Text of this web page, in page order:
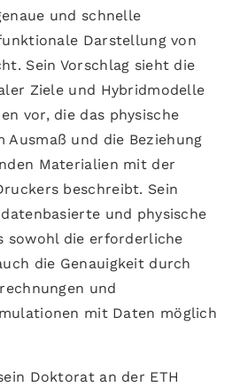
und schnelle
Darstellung von
Sein Vorschlag sieht die
Ziele und Hybridmodelle
vor, die das physische
und die Beziehung
Materialien mit der
beschreibt. Sein
und physische
sowohl die erforderliche
die Genauigkeit durch
und
mit Daten möglich
Doktorat an der ETH